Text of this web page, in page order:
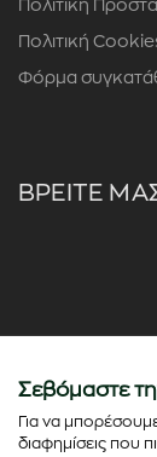
Πολιτική
Πολιτική
Φόρμα
ΒΡΕΙΤΕ
Σεβόμαστε
Για να
διαφημίσεις που